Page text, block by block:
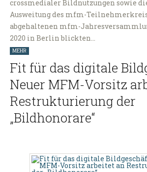
crossmedialer Bildnutzungen sowie
Ausweitung des mfm-
abgehaltenen mfm-
2020 in Berlin blickten…
MEHR
Fit für das digitale
Neuer MFM-Vorsitz
Restrukturierung der
„Bildhonorare“